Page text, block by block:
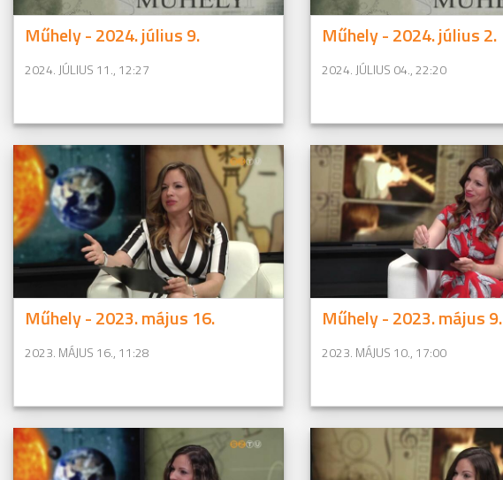
Műhely - 2024. július 9.
2024. JÚLIUS 11., 12:27
Műhely - 2024. július 2.
2024. JÚLIUS 04., 22:20
Műhely - 2023. május 16.
2023. MÁJUS 16., 11:28
Műhely - 2023. május 9.
2023. MÁJUS 10., 17:00